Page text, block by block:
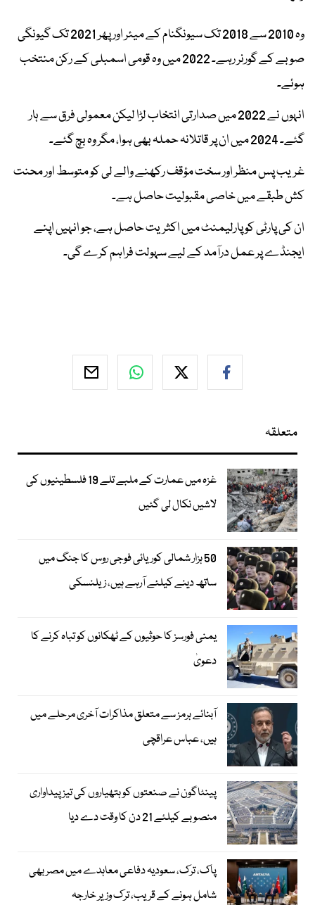
وہ 2010 سے 2018 تک سیونگنام کے میئر اور پھر 2021 تک گیونگی
صوبے کے گورنر رہے۔ 2022 میں وہ قومی اسمبلی کے رکن منتخب
ہوئے۔
انہوں نے 2022 میں صدارتی انتخاب لڑا لیکن معمولی فرق سے ہار
گئے۔ 2024 میں ان پر قاتلانہ حملہ بھی ہوا، مگر وہ بچ گئے۔
غریب پس منظر اور سخت مؤقف رکھنے والے لی کو متوسط اور محنت
کش طبقے میں خاصی مقبولیت حاصل ہے۔
ان کی پارٹی کو پارلیمنٹ میں اکثریت حاصل ہے، جو انہیں اپنے
ایجنڈے پر عمل درآمد کے لیے سہولت فراہم کرے گی۔
متعلقہ
غزہ میں عمارت کے ملبے تلے 19 فلسطینیوں کی
لاشیں نکال لی گئیں
50 ہزار شمالی کوریائی فوجی روس کا جنگ میں
ساتھ دینے کیلئے آرہے ہیں، زیلنسکی
یمنی فورسز کا حوثیوں کے ٹھکانوں کو تباہ کرنے کا
دعویٰ
آبنائے ہرمز سے متعلق مذاکرات آخری مرحلے میں
ہیں، عباس عراقچی
پینٹاگون نے صنعتوں کو ہتھیاروں کی تیز پیداواری
منصوبے کیلئے 21 دن کا وقت دے دیا
پاک، ترک، سعودیہ دفاعی معاہدے میں مصر بھی
شامل ہونے کے قریب، ترک وزیر خارجہ